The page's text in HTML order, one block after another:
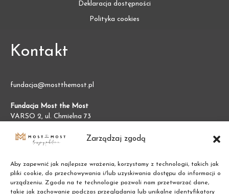
Zarządzaj zgodą
Aby zapewnić jak najlepsze wrażenia, korzystamy z technologii, takich jak
pliki cookie, do przechowywania i/lub uzyskiwania dostępu do informacji o
urządzeniu. Zgoda na te technologie pozwoli nam przetwarzać dane,
takie jak zachowanie podczas przeglądania lub unikalne identyfikatory
Deklaracja dostępności
Polityka cookies
Kontakt
fundacja@mostthemost.pl
Fundacja Most the Most
VARSO 2, ul. Chmielna 73
NIP:7011002609
387474695